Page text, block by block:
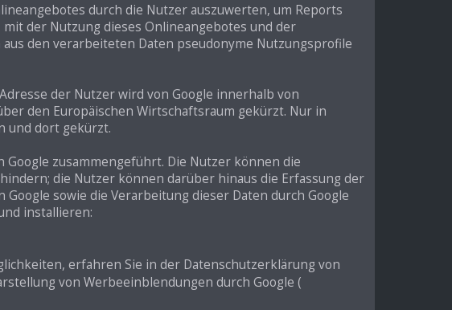
durch die Nutzer auszuwerten, um Reports
der Nutzung dieses Onlineangebotes und der
den verarbeiteten Daten pseudonyme Nutzungsprofile
der Nutzer wird von Google innerhalb von
den Europäischen Wirtschaftsraum gekürzt. Nur in
und dort gekürzt.
zusammengeführt. Die Nutzer können die
die Nutzer können darüber hinaus die Erfassung der
sowie die Verarbeitung dieser Daten durch Google
installieren:
erfahren Sie in der Datenschutzerklärung von
von Werbeeinblendungen durch Google (